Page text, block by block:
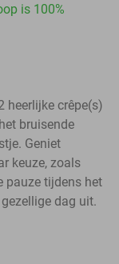
is 100%
heerlijke crêpe(s)
bruisende
Geniet
keuze, zoals
pauze tijdens het
dag uit.